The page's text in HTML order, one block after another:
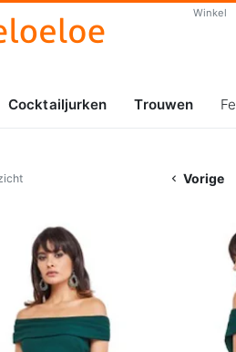
Winkel
Cocktailjurken Trouwen
Vorige